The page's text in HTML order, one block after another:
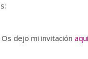
dejo mi invitación